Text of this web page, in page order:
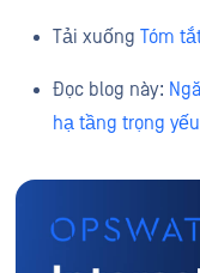
Tải xuống Tóm
Đọc blog này:
hạ tầng trọng yếu
Quan tâm